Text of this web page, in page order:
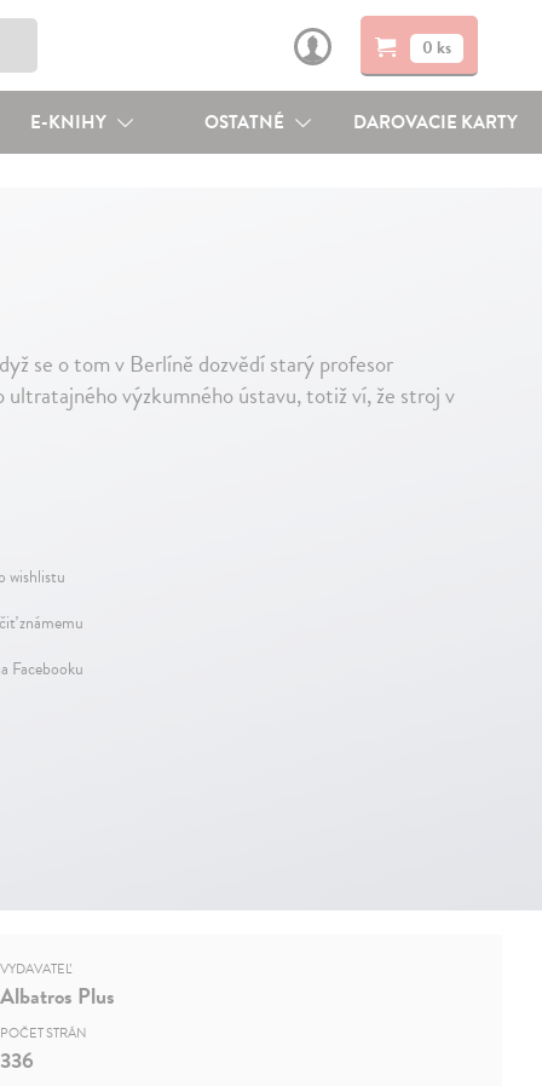
0 ks
E-KNIHY OSTATNÉ DAROVACIE KARTY
se o tom v Berlíně dozvědí starý profesor
výzkumného ústavu, totiž ví, že stroj v
wishlistu
známemu
Facebooku
VYDAVATEĽ
Albatros Plus
POČET STRÁN
336